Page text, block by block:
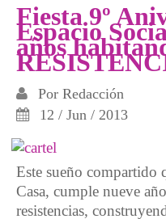
Fiesta 9º
Espacio
años
Por Redacción
12 / Jun / 2013
Este sueño compartido
Casa, cumple nueve
resistencias,